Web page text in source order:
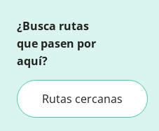
¿Busca rutas
que pasen por
aquí?
Rutas cercanas